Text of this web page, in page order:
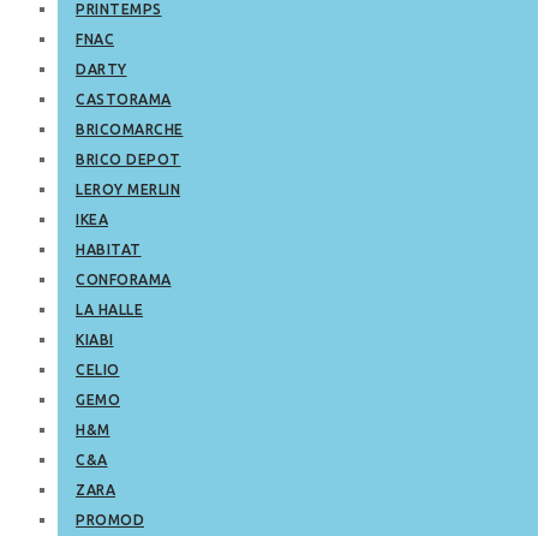
PRINTEMPS
FNAC
DARTY
CASTORAMA
BRICOMARCHE
BRICO DEPOT
LEROY MERLIN
IKEA
HABITAT
CONFORAMA
LA HALLE
KIABI
CELIO
GEMO
H&M
C&A
ZARA
PROMOD